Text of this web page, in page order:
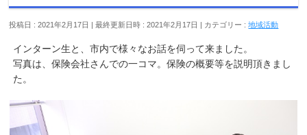
投稿日 : 2021年2月17日 最終更新日時 : 2021年2月17日 カテゴリー :地域活動
インターン生と、市内で様々なお話を伺って来ました。
写真は、保険会社さんでの一コマ。保険の概要等を説明頂きまし
た。